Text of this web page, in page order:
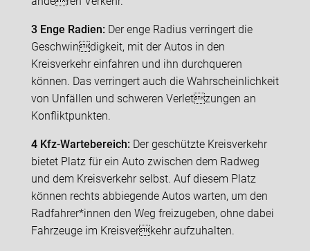
3 Enge Radien: Der enge Radius verringert die
Geschwindigkeit, mit der Autos in den
Kreisverkehr einfahren und ihn durchqueren
können. Das verringert auch die Wahrscheinlichkeit
von Unfällen und schweren Verletzungen an
Konfliktpunkten.
4 Kfz-Wartebereich: Der geschützte Kreisverkehr
bietet Platz für ein Auto zwischen dem Radweg
und dem Kreisverkehr selbst. Auf diesem Platz
können rechts abbiegende Autos warten, um den
Radfahrer*innen den Weg freizugeben, ohne dabei
Fahrzeuge im Kreisverkehr aufzuhalten.